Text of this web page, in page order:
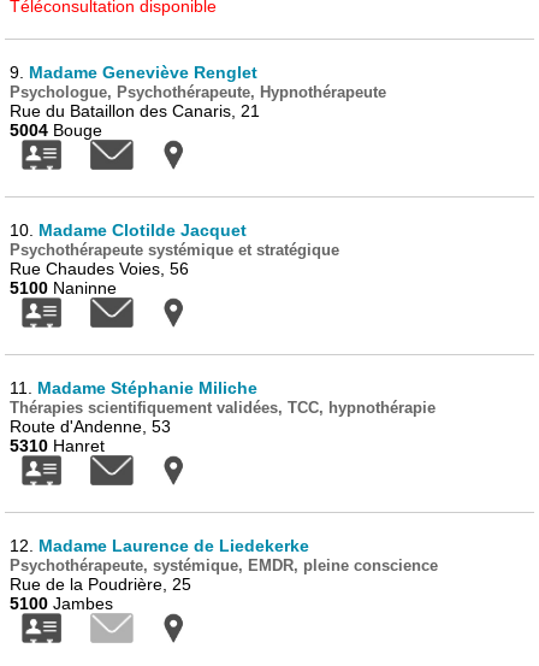
Téléconsultation disponible
9. Madame Geneviève Renglet
Psychologue, Psychothérapeute, Hypnothérapeute
Rue du Bataillon des Canaris, 21
5004 Bouge
10. Madame Clotilde Jacquet
Psychothérapeute systémique et stratégique
Rue Chaudes Voies, 56
5100 Naninne
11. Madame Stéphanie Miliche
Thérapies scientifiquement validées, TCC, hypnothérapie
Route d'Andenne, 53
5310 Hanret
12. Madame Laurence de Liedekerke
Psychothérapeute, systémique, EMDR, pleine conscience
Rue de la Poudrière, 25
5100 Jambes